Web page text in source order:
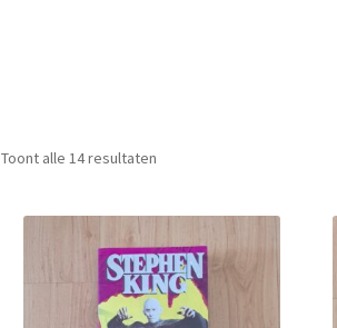
Toont alle 14 resultaten